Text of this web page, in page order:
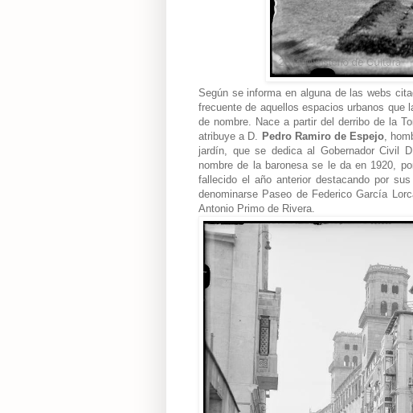
Según se informa en alguna de las webs
frecuente de aquellos espacios urbanos que
de nombre. Nace a partir del derribo de la
atribuye a D. Pedro Ramiro de Espejo,
jardín, que se dedica al Gobernador Civil
nombre de la baronesa se le da en 1920,
fallecido el año anterior destacando por
denominarse Paseo de Federico García
Antonio Primo de Rivera.